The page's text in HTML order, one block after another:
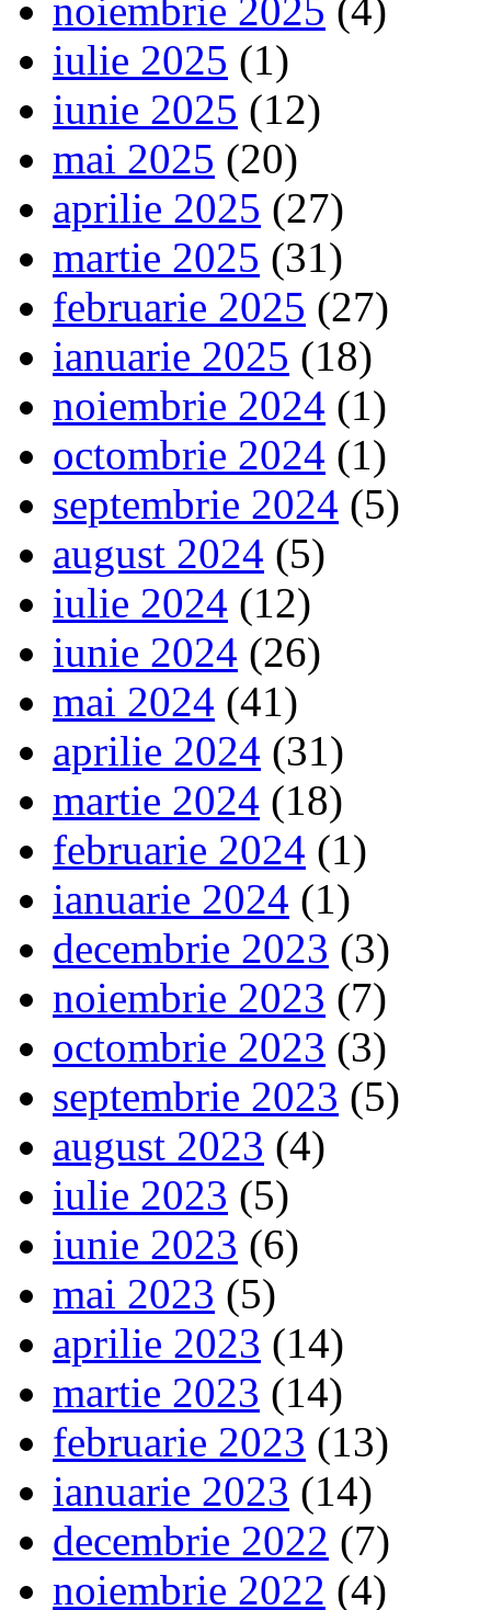
noiembrie 2025 (4)
iulie 2025 (1)
iunie 2025 (12)
mai 2025 (20)
aprilie 2025 (27)
martie 2025 (31)
februarie 2025 (27)
ianuarie 2025 (18)
noiembrie 2024 (1)
octombrie 2024 (1)
septembrie 2024 (5)
august 2024 (5)
iulie 2024 (12)
iunie 2024 (26)
mai 2024 (41)
aprilie 2024 (31)
martie 2024 (18)
februarie 2024 (1)
ianuarie 2024 (1)
decembrie 2023 (3)
noiembrie 2023 (7)
octombrie 2023 (3)
septembrie 2023 (5)
august 2023 (4)
iulie 2023 (5)
iunie 2023 (6)
mai 2023 (5)
aprilie 2023 (14)
martie 2023 (14)
februarie 2023 (13)
ianuarie 2023 (14)
decembrie 2022 (7)
noiembrie 2022 (4)